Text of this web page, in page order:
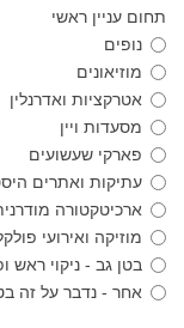
תחום עניין ראשי
נופים
מוזיאונים
אטרקציות ואדרנלין
מסעדות ויין
פארקי שעשועים
עתיקות ואתרים
ארכיטקטורה
מוזיקה ואירועי
בטן גב - ניקוי ראש
אחר - נדבר על זה